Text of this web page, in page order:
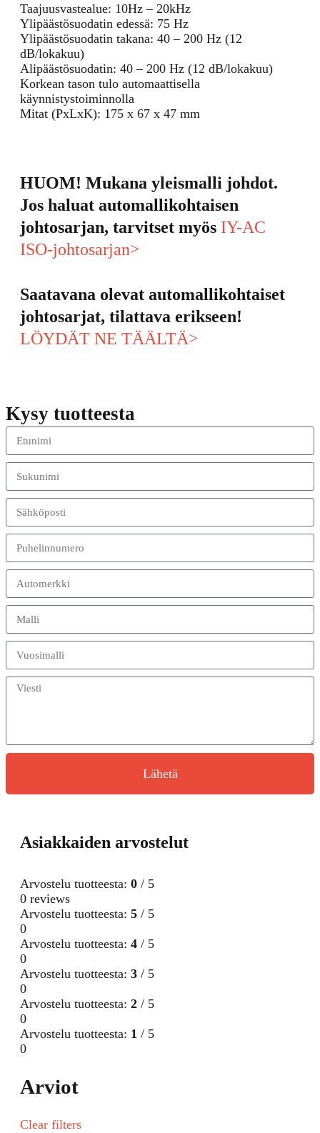
Taajuusvastealue: 10Hz – 20kHz
Ylipäästösuodatin edessä: 75 Hz
Ylipäästösuodatin takana: 40 – 200 Hz (12
dB/lokakuu)
Alipäästösuodatin: 40 – 200 Hz (12 dB/lokakuu)
Korkean tason tulo automaattisella
käynnistystoiminnolla
Mitat (PxLxK): 175 x 67 x 47 mm
HUOM! Mukana yleismalli johdot.
Jos haluat automallikohtaisen
johtosarjan, tarvitset myös IY-AC
ISO-johtosarjan>
Saatavana olevat automallikohtaiset
johtosarjat, tilattava erikseen!
LÖYDÄT NE TÄÄLTÄ>
Kysy tuotteesta
Lähetä
Asiakkaiden arvostelut
Arvostelu tuotteesta: 0 / 5
0 reviews
Arvostelu tuotteesta: 5 / 5
0
Arvostelu tuotteesta: 4 / 5
0
Arvostelu tuotteesta: 3 / 5
0
Arvostelu tuotteesta: 2 / 5
0
Arvostelu tuotteesta: 1 / 5
0
Arviot
Clear filters